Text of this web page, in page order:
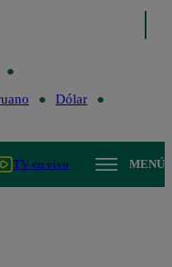
Dólar
TV en vivo MENÚ